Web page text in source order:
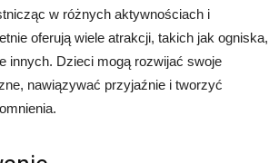
w różnych aktywnościach i
oferują wiele atrakcji, takich jak ogniska,
innych. Dzieci mogą rozwijać swoje
nawiązywać przyjaźnie i tworzyć